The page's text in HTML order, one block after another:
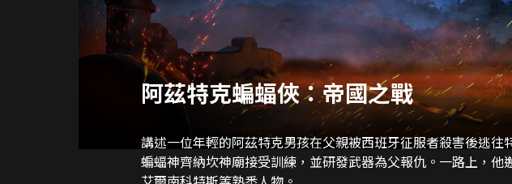
阿茲特克蝙蝠俠：帝國之戰
講述一位年輕的阿茲特克男孩在父親被西班牙征服者殺害後逃往
蝙蝠神齊納坎神廟接受訓練，並研發武器為父報仇。一路上，他